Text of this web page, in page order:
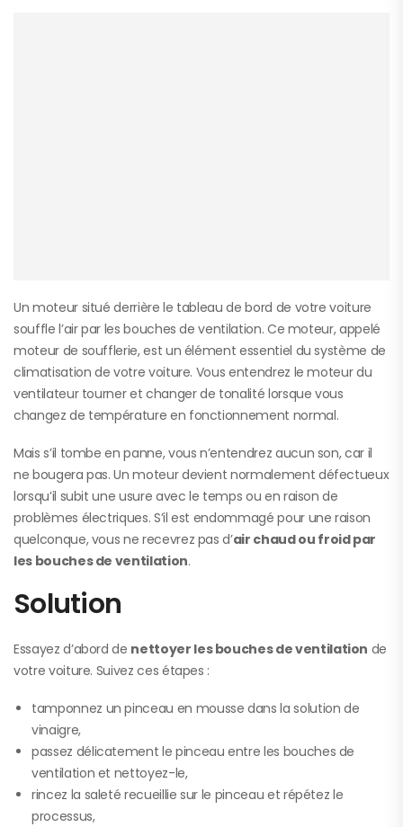
Un moteur situé derrière le tableau de bord de votre voiture
souffle l’air par les bouches de ventilation. Ce moteur, appelé
moteur de soufflerie, est un élément essentiel du système de
climatisation de votre voiture. Vous entendrez le moteur du
ventilateur tourner et changer de tonalité lorsque vous
changez de température en fonctionnement normal.
Mais s’il tombe en panne, vous n’entendrez aucun son, car il
ne bougera pas. Un moteur devient normalement défectueux
lorsqu’il subit une usure avec le temps ou en raison de
problèmes électriques. S’il est endommagé pour une raison
quelconque, vous ne recevrez pas d’air chaud ou froid par
les bouches de ventilation.
Solution
Essayez d’abord de nettoyer les bouches de ventilation de
votre voiture. Suivez ces étapes :
tamponnez un pinceau en mousse dans la solution de
vinaigre,
passez délicatement le pinceau entre les bouches de
ventilation et nettoyez-le,
rincez la saleté recueillie sur le pinceau et répétez le
processus,